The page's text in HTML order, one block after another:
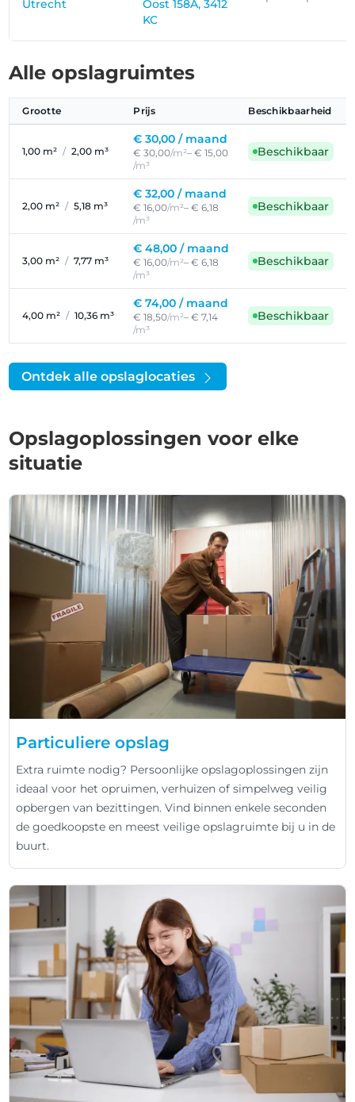
Utrecht
Oost 158A, 3412
KC
Alle opslagruimtes
Grootte Prijs Beschikbaarheid
1,00 m² / 2,00 m³
€ 30,00 / maand
€ 30,00/m²– € 15,00
/m³
Beschikbaar
2,00 m² / 5,18 m³
€ 32,00 / maand
€ 16,00/m²– € 6,18
/m³
Beschikbaar
3,00 m² / 7,77 m³
€ 48,00 / maand
€ 16,00/m²– € 6,18
/m³
Beschikbaar
4,00 m² / 10,36 m³
€ 74,00 / maand
€ 18,50/m²– € 7,14
/m³
Beschikbaar
Ontdek alle opslaglocaties
Opslagoplossingen voor elke
situatie
Particuliere opslag
Extra ruimte nodig? Persoonlijke opslagoplossingen zijn
ideaal voor het opruimen, verhuizen of simpelweg veilig
opbergen van bezittingen. Vind binnen enkele seconden
de goedkoopste en meest veilige opslagruimte bij u in de
buurt.